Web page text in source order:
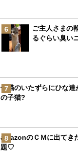
6
ご主人さまの
るぐらい臭い
7
子猫のいたずらにひな
の子猫?
8
amazonのＣＭに出てき
題♡